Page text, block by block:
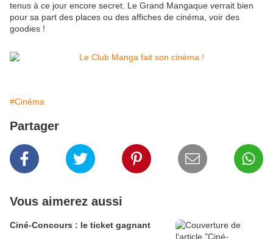
tenus à ce jour encore secret. Le Grand Mangaque verrait bien
pour sa part des places ou des affiches de cinéma, voir des
goodies !
#Cinéma
Partager
Vous aimerez aussi
Ciné-Concours : le ticket gagnant